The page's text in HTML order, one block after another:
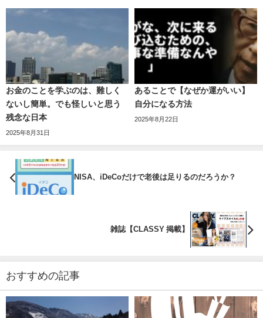
お金のことを学ぶのは、難しく
ないし簡単。でも怪しいと思う
残念な日本
2025年8月31日
あることで【なぜか運がいい】
自分になる方法
2025年8月22日
NISA、iDeCoだけで老後は足りるのだろうか？
雑誌【CLASSY 掲載】
おすすめの記事